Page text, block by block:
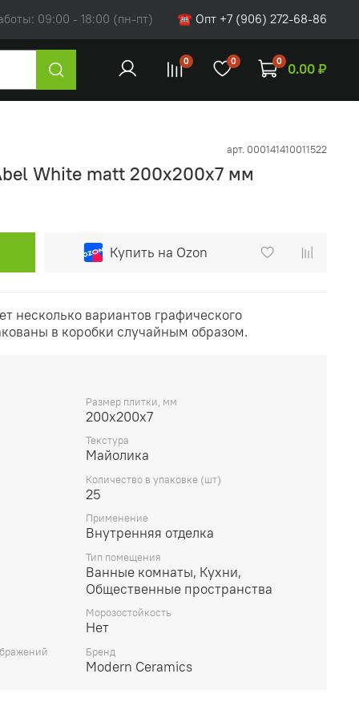
09:00 - 18:00 (пн-пт) ☎ Опт +7 (906) 272-68-86
0 0 0 0.00 ₽
арт. 000141410011522
White matt 200x200х7 мм
Купить на Ozon
несколько вариантов графического
в коробки случайным образом.
Размер плитки, мм
200х200х7
Текстура
Майолика
Количество в упаковке (шт)
25
Применение
Внутренняя отделка
Тип помещения
Ванные комнаты, Кухни,
Общественные пространства
Морозостойкость
Нет
Бренд
Modern Ceramics